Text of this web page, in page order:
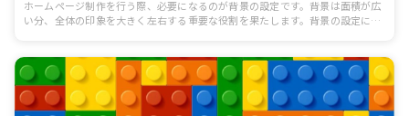
ホームページ制作を行う際、必要になるのが背景の設定です。背景は面積が広
い分、全体の印象を大きく左右する重要な役割を果たします。背景の設定には
回はCSSを使った背景の設定方法をご説明します。